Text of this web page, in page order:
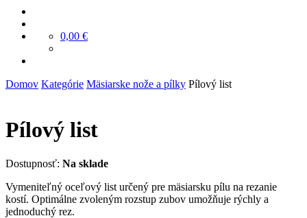
0,00 €
Domov Kategórie Mäsiarske nože a pílky Pílový list
Pílový list
Dostupnosť: Na sklade
Vymeniteľný oceľový list určený pre mäsiarsku pílu na rezanie
kostí. Optimálne zvoleným rozstup zubov umožňuje rýchly a
jednoduchý rez.